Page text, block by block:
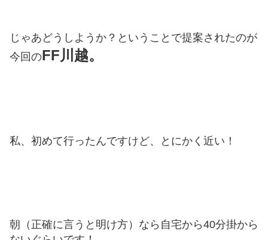
じゃあどうしようか？ということで提案されたのが
今回のFF川越。
私、初めて行ったんですけど、とにかく近い！
朝（正確に言うと明け方）なら自宅から40分掛から